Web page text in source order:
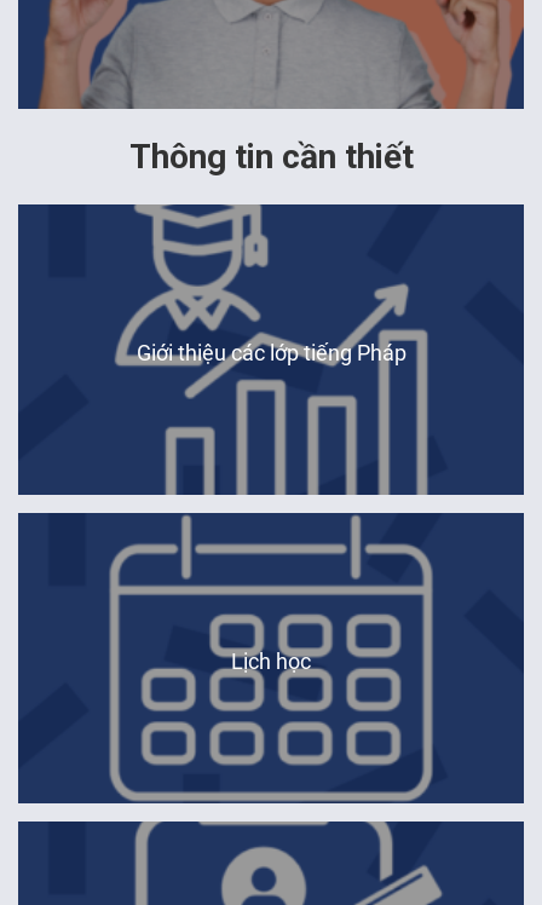
Đà Nẵng
Thông tin cần thiết
Giới thiệu các lớp tiếng Pháp
Hà Nội
Lịch học
Hà Nội
Huế
Đà Nẵng